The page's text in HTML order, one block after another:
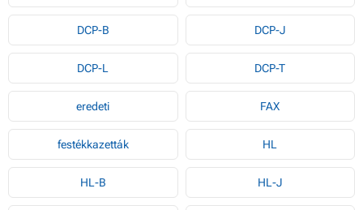
DCP-B DCP-J
DCP-L DCP-T
eredeti FAX
festékkazetták HL
HL-B HL-J